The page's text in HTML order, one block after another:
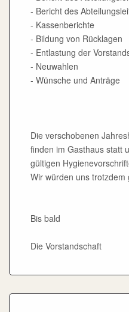
- Bericht des
- Kassenberichte
- Bildung von Rücklagen
- Entlastung der
- Neuwahlen
- Wünsche und Anträge
Die verschobenen
finden im Gasthaus statt
gültigen
Wir würden uns
Bis bald
Die Vorstandschaft